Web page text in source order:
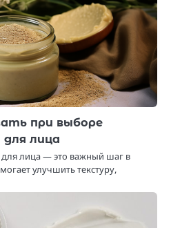
при выборе
лица
лица — это важный шаг в
улучшить текстуру,